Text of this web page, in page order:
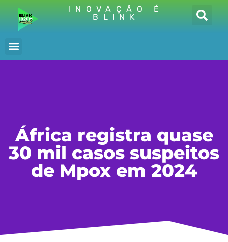
INOVAÇÃO É
BLINK
África registra quase
30 mil casos suspeitos
de Mpox em 2024